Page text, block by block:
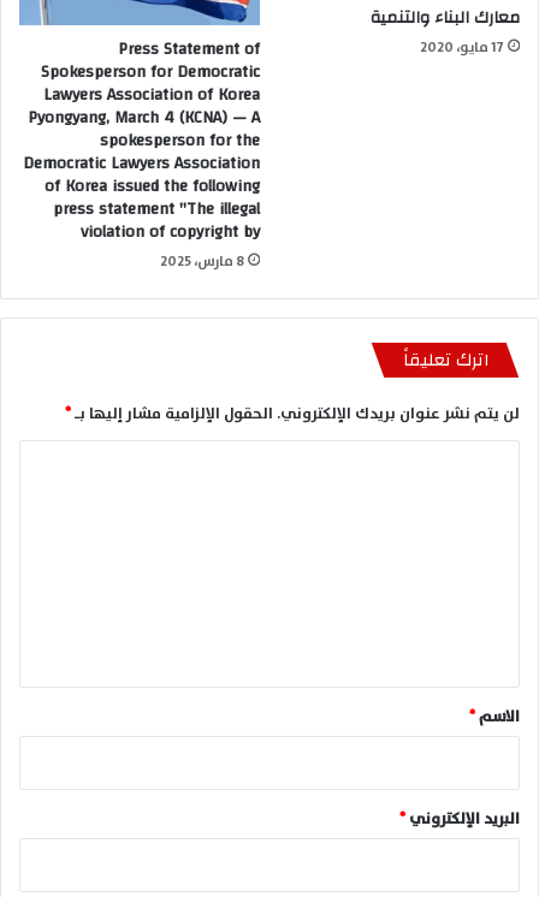
معارك البناء والتنمية
17 مايو، 2020 Press Statement of
Spokesperson for Democratic
Lawyers Association of Korea
Pyongyang, March 4 (KCNA) — A
spokesperson for the
Democratic Lawyers Association
of Korea issued the following
press statement "The illegal
violation of copyright by
8 مارس، 2025
اترك تعليقاً
لن يتم نشر عنوان بريدك الإلكتروني. الحقول الإلزامية مشار إليها بـ*
*
الاسم*
البريد الإلكتروني*